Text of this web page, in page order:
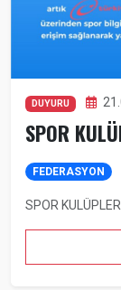
DUYURU
SPOR
FEDERASYON
SPOR